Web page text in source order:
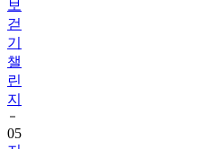
기
챌
린
지
05
지
니